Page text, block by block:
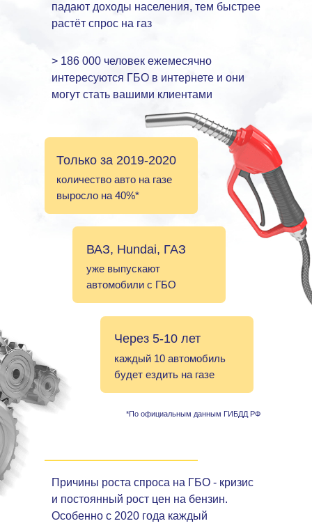
падают доходы населения, тем быстрее
растёт спрос на газ
> 186 000 человек ежемесячно
интересуются ГБО в интернете и они
могут стать вашими клиентами
Причины роста спроса на ГБО - кризис
и постоянный рост цен на бензин.
Особенно с 2020 года каждый
Только за 2019-2020
количество авто на газе
выросло на 40%*
ВАЗ, Hundai, ГАЗ
уже выпускают
автомобили с ГБО
Через 5-10 лет
каждый 10 автомобиль
будет ездить на газе
*По официальным данным ГИБДД РФ